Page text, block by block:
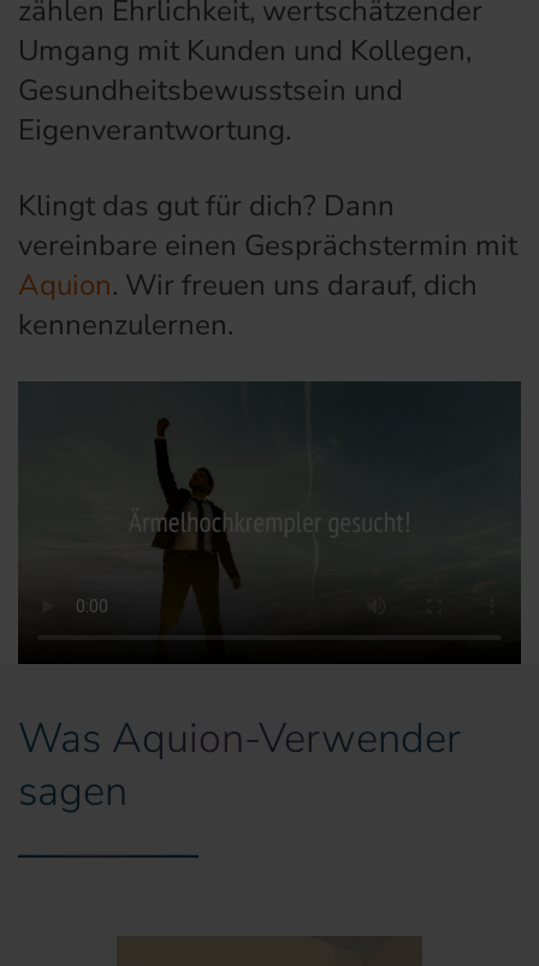
zählen Ehrlichkeit, wertschätzender
Umgang mit Kunden und Kollegen,
Gesundheitsbewusstsein und
Eigenverantwortung.
Klingt das gut für dich? Dann
vereinbare einen Gesprächstermin mit
Aquion. Wir freuen uns darauf, dich
kennenzulernen.
Was Aquion-Verwender
sagen